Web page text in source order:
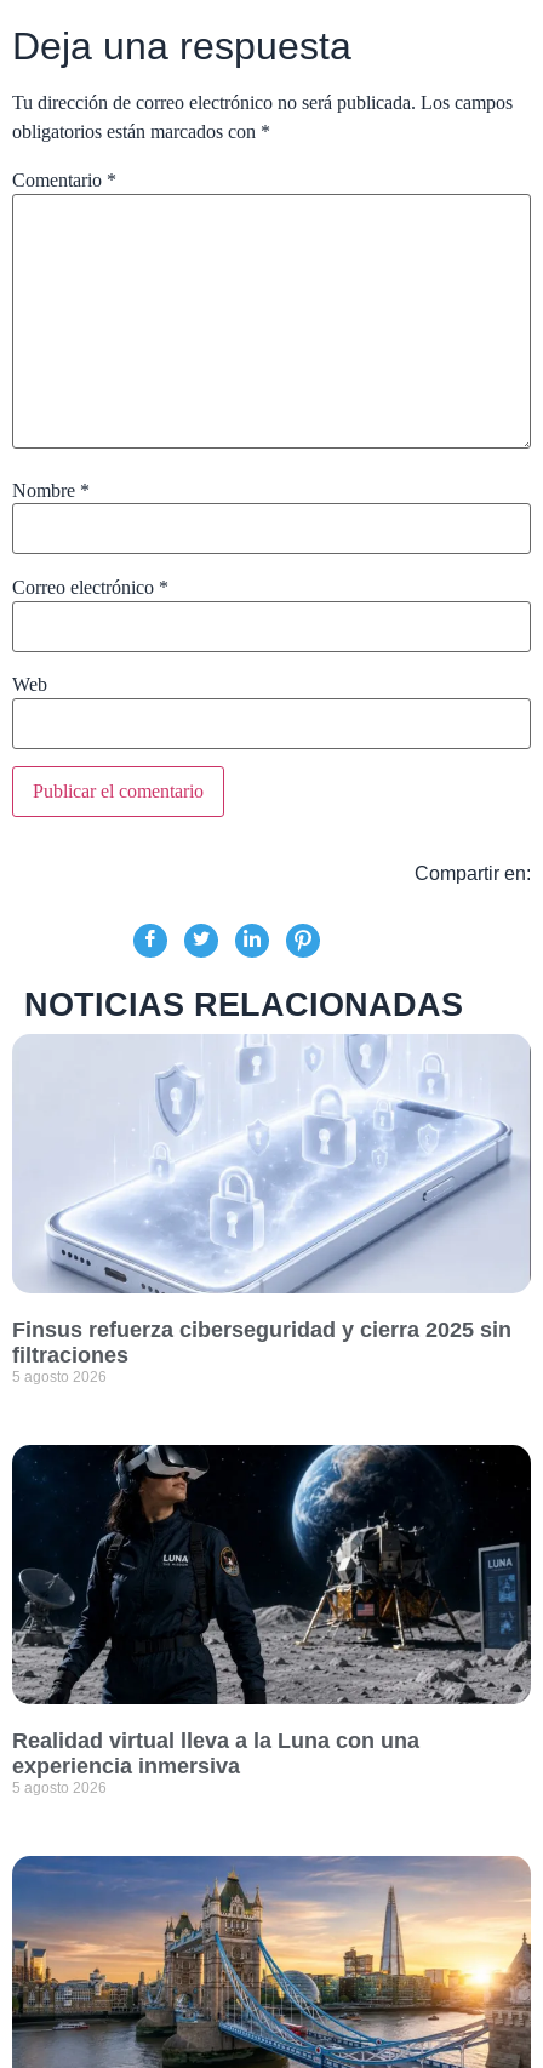
Deja una respuesta
Tu dirección de correo electrónico no será publicada. Los campos
obligatorios están marcados con *
Comentario *
Nombre *
Correo electrónico *
Web
Compartir en:
NOTICIAS RELACIONADAS
Finsus refuerza ciberseguridad y cierra 2025 sin
filtraciones
5 agosto 2026
Realidad virtual lleva a la Luna con una
experiencia inmersiva
5 agosto 2026